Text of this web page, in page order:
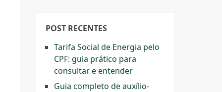
POST RECENTES
Tarifa Social de Energia pelo
CPF: guia prático para
consultar e entender
Guia completo de auxílio-